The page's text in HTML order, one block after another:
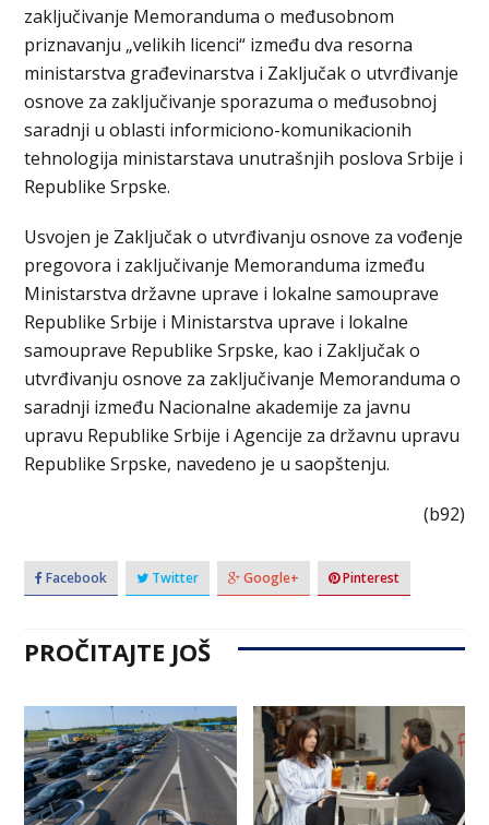
zaključivanje Memoranduma o međusobnom
priznavanju „velikih licenci“ između dva resorna
ministarstva građevinarstva i Zaključak o utvrđivanje
osnove za zaključivanje sporazuma o međusobnoj
saradnji u oblasti informiciono-komunikacionih
tehnologija ministarstava unutrašnjih poslova Srbije i
Republike Srpske.
Usvojen je Zaključak o utvrđivanju osnove za vođenje
pregovora i zaključivanje Memoranduma između
Ministarstva državne uprave i lokalne samouprave
Republike Srbije i Ministarstva uprave i lokalne
samouprave Republike Srpske, kao i Zaključak o
utvrđivanju osnove za zaključivanje Memoranduma o
saradnji između Nacionalne akademije za javnu
upravu Republike Srbije i Agencije za državnu upravu
Republike Srpske, navedeno je u saopštenju.
(b92)
Facebook Twitter Google+ Pinterest
PROČITAJTE JOŠ